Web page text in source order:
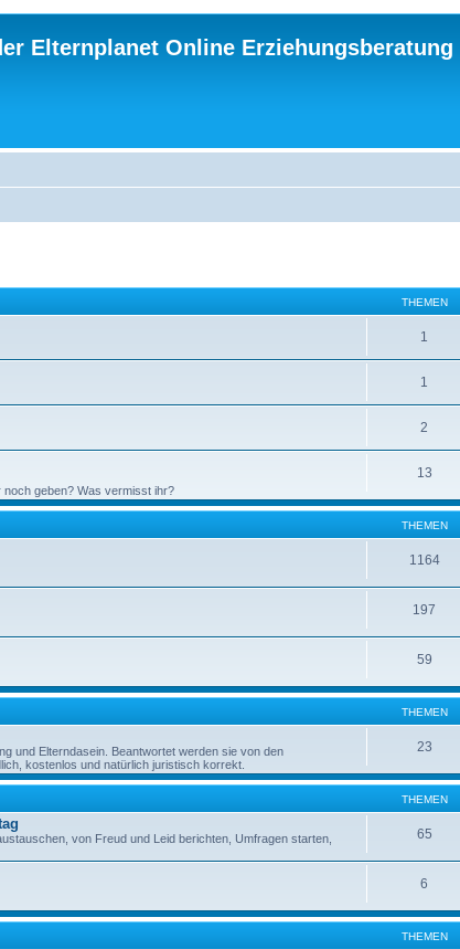
Elternplanet Online Erziehungsberatung
THEMEN
1
1
2
geben? Was vermisst ihr?
13
THEMEN
1164
197
59
THEMEN
und Elterndasein. Beantwortet werden sie von den
kostenlos und natürlich juristisch korrekt.
23
THEMEN
von Freud und Leid berichten, Umfragen starten,
65
6
THEMEN